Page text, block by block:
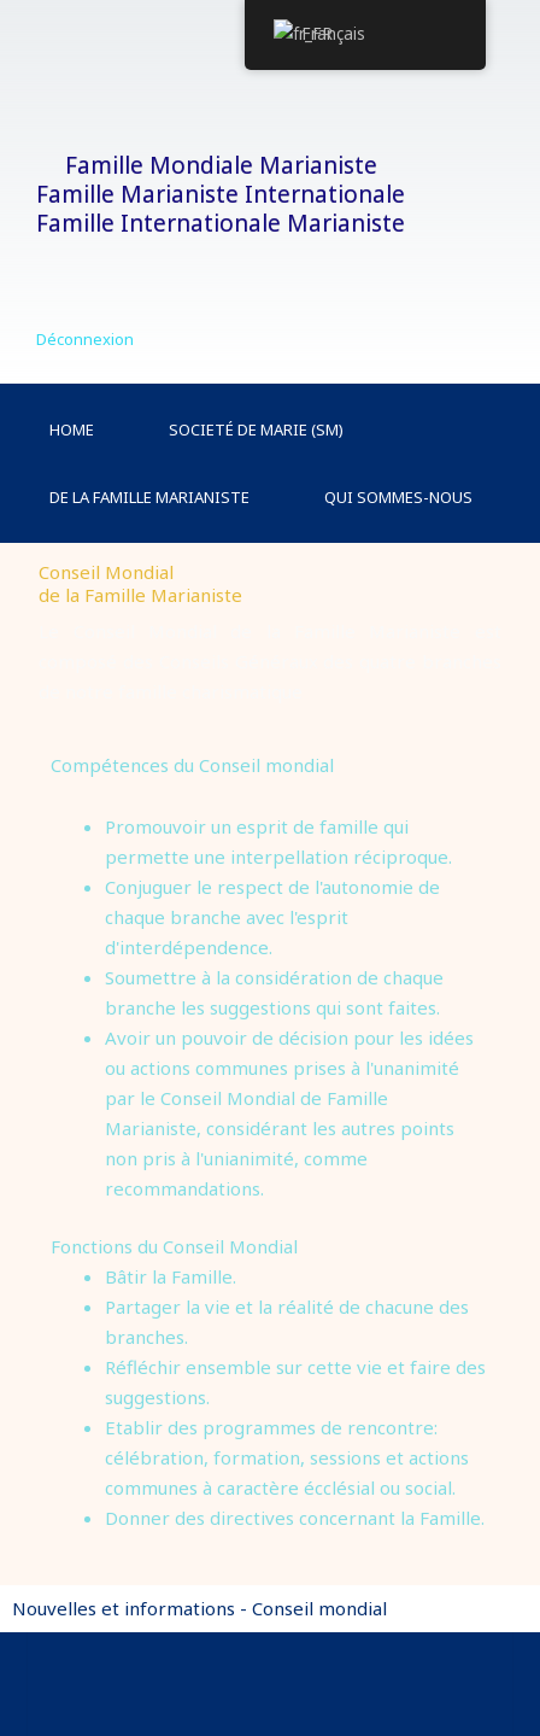
Famille Mondiale Marianiste
Famille Marianiste Internationale
Famille Internationale Marianiste
Déconnexion
HOME SOCIETÉ DE MARIE (SM)
DE LA FAMILLE MARIANISTE QUI SOMMES-NOUS
Conseil Mondial
de la Famille Marianiste
Compétences du Conseil mondial
Promouvoir un esprit de famille qui
permette une interpellation réciproque.
Conjuguer le respect de l'autonomie de
chaque branche avec l'esprit
d'interdépendence.
Soumettre à la considération de chaque
branche les suggestions qui sont faites.
Avoir un pouvoir de décision pour les idées
ou actions communes prises à l'unanimité
par le Conseil Mondial de Famille
Marianiste, considérant les autres points
non pris à l'unianimité, comme
recommandations.
Fonctions du Conseil Mondial
Bâtir la Famille.
Partager la vie et la réalité de chacune des
branches.
Réfléchir ensemble sur cette vie et faire des
suggestions.
Etablir des programmes de rencontre:
célébration, formation, sessions et actions
communes à caractère écclésial ou social.
Donner des directives concernant la Famille.
Nouvelles et informations - Conseil mondial
Français